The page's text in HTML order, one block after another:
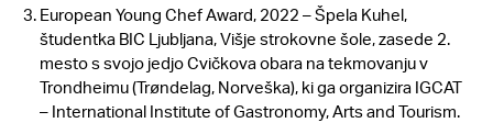
European Young Chef Award, 2022 – Špela Kuhel,
študentka BIC Ljubljana, Višje strokovne šole, zasede 2.
mesto s svojo jedjo Cvičkova obara na tekmovanju v
Trondheimu (Trøndelag, Norveška), ki ga organizira IGCAT
– International Institute of Gastronomy, Arts and Tourism.